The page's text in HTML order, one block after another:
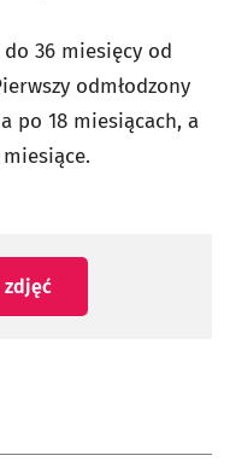
36 miesięcy od
odmłodzony
po 18 miesiącach, a
zdjęć